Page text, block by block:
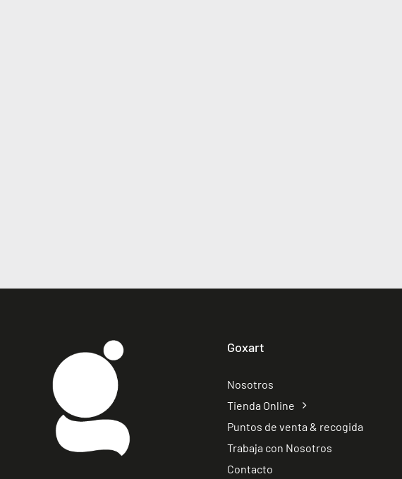
Goxart
Nosotros
Tienda Online
Puntos de venta & recogida
Trabaja con Nosotros
Contacto